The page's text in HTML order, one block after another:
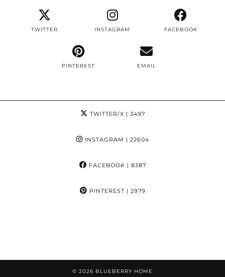
TWITTER INSTAGRAM FACEBOOK
PINTEREST EMAIL
TWITTER/X | 3497
INSTAGRAM | 22604
FACEBOOK | 8387
PINTEREST| 2979
© 2026 BLUEBERRY HOME